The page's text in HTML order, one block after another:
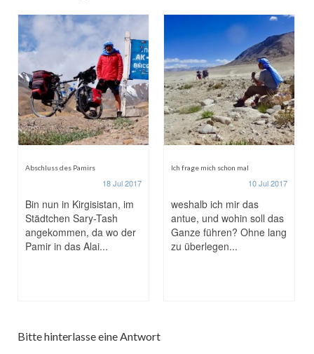
Abschluss des Pamirs
18 Jul 2017
Bin nun in Kirgisistan, im
Städtchen Sary-Tash
angekommen, da wo der
Pamir in das Alai...
Ich frage mich schon mal
10 Jul 2017
weshalb ich mir das
antue, und wohin soll das
Ganze führen? Ohne lang
zu überlegen...
Bitte hinterlasse eine Antwort